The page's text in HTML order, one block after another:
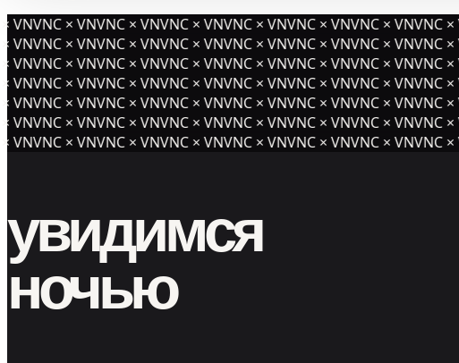
VNVNC × VNVNC × VNVNC × VNVNC × VNVNC × VNVNC × VNVNC
VNVNC × VNVNC × VNVNC × VNVNC × VNVNC × VNVNC × VNVNC
VNVNC × VNVNC × VNVNC × VNVNC × VNVNC × VNVNC × VNVNC
VNVNC × VNVNC × VNVNC × VNVNC × VNVNC ×VNVNC × VNVNC ×
VNVNC × VNVNC × VNVNC × VNVNC × VNVNC × VNVNC × VNVNC
VNVNC × VNVNC × VNVNC × VNVNC × VNVNC × VNVNC × VNVNC
VNVNC × VNVNC × VNVNC × VNVNC × VNVNC × VNVNC × VNVNC ×
увидимся
ночью